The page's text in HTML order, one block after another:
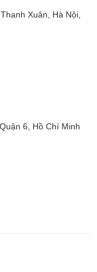
Xuân, Hà Nội,
6, Hồ Chí Minh